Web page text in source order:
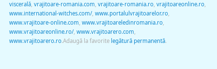
viscerală, vrajitoare-romania.com, vrajitoare-romania.ro, vrajitoareonline.ro,
www.international-witches.com/, www.portalulvrajitoarelor.ro,
www.vrajitoare-online.com, www.vrajitoareledinromania.ro,
www.vrajitoareonline.ro/, www.vrajitoarero.com,
www.vrajitoarero.ro.Adaugă la favorite legătură permanentă.